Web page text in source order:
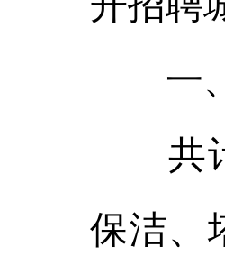
一、
共计
保洁、